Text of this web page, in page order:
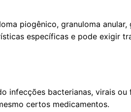
piogênico, granuloma
específicas e pode exigir
infecções bacterianas, virais
certos medicamentos.